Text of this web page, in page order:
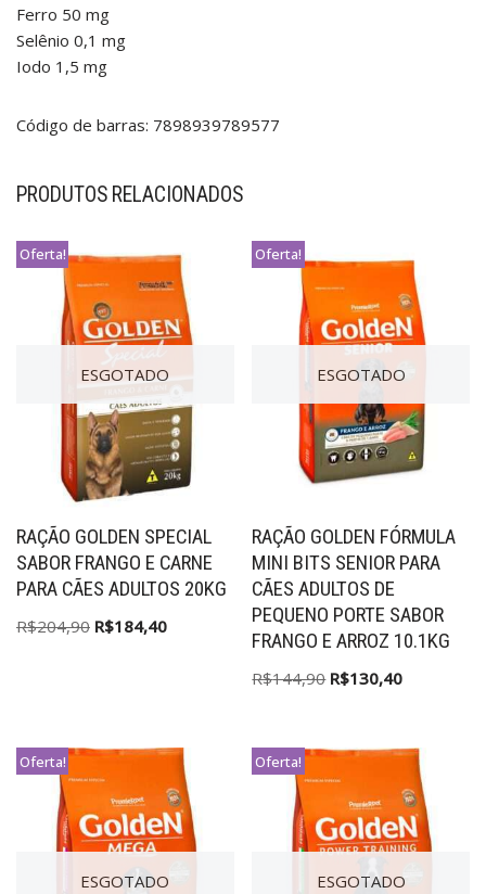
Ferro 50 mg
Selênio 0,1 mg
Iodo 1,5 mg
Código de barras: 7898939789577
PRODUTOS RELACIONADOS
ESGOTADO
Oferta!
RAÇÃO GOLDEN SPECIAL
SABOR FRANGO E CARNE
PARA CÃES ADULTOS 20KG
R$204,90 R$184,40
ESGOTADO
Oferta!
RAÇÃO GOLDEN FÓRMULA
MINI BITS SENIOR PARA
CÃES ADULTOS DE
PEQUENO PORTE SABOR
FRANGO E ARROZ 10.1KG
R$144,90 R$130,40
ESGOTADO
Oferta!
ESGOTADO
Oferta!